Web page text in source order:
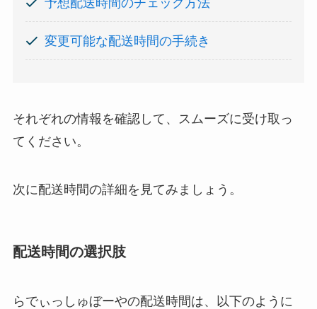
変更可能な配送時間の手続き
それぞれの情報を確認して、スムーズに受け取っ
てください。
次に配送時間の詳細を見てみましょう。
配送時間の選択肢
らでぃっしゅぼーやの配送時間は、以下のように